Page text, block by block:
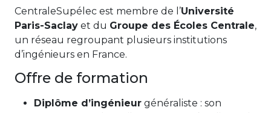
CentraleSupélec est membre de l’Université
Paris-Saclay et du Groupe des Écoles Centrale,
un réseau regroupant plusieurs institutions
d’ingénieurs en France.
Offre de formation
Diplôme d’ingénieur généraliste : son